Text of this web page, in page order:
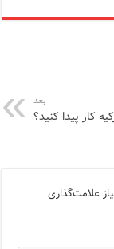
بعد
کار پیدا کنید؟
علامت‌گذاری